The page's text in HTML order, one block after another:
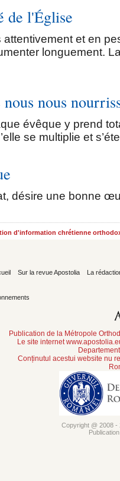
de l'Église
et en
longuement.
nous
évêque y prend
se multiplie et
désire une bonne
d'information chrétienne
Sur la revue Apostolia La
Publication de la Métropole
Le site internet
Conținutul acestui website nu
Copyright @ 2008 -